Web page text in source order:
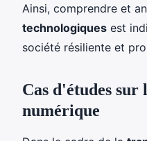
Ainsi, comprendre et
technologiques est
société résiliente et
Cas d'études
numérique